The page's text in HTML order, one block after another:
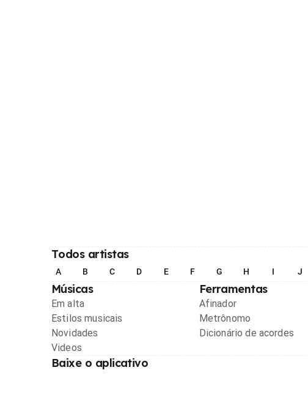
Todos artistas
A B C D E F G H I J
Músicas
Em alta
Estilos musicais
Novidades
Videos
Ferramentas
Afinador
Metrônomo
Dicionário de acordes
Baixe o aplicativo